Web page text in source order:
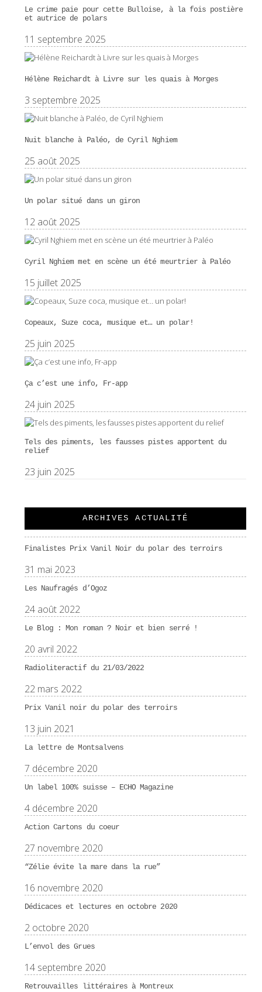
Le crime paie pour cette Bulloise, à la fois postière
et autrice de polars
11 septembre 2025
Hélène Reichardt à Livre sur les quais à Morges
3 septembre 2025
Nuit blanche à Paléo, de Cyril Nghiem
25 août 2025
Un polar situé dans un giron
12 août 2025
Cyril Nghiem met en scène un été meurtrier à Paléo
15 juillet 2025
Copeaux, Suze coca, musique et… un polar!
25 juin 2025
Ça c’est une info, Fr-app
24 juin 2025
Tels des piments, les fausses pistes apportent du
relief
23 juin 2025
ARCHIVES ACTUALITÉ
Finalistes Prix Vanil Noir du polar des terroirs
31 mai 2023
Les Naufragés d’Ogoz
24 août 2022
Le Blog : Mon roman ? Noir et bien serré !
20 avril 2022
Radioliteractif du 21/03/2022
22 mars 2022
Prix Vanil noir du polar des terroirs
13 juin 2021
La lettre de Montsalvens
7 décembre 2020
Un label 100% suisse – ECHO Magazine
4 décembre 2020
Action Cartons du coeur
27 novembre 2020
“Zélie évite la mare dans la rue”
16 novembre 2020
Dédicaces et lectures en octobre 2020
2 octobre 2020
L’envol des Grues
14 septembre 2020
Retrouvailles littéraires à Montreux